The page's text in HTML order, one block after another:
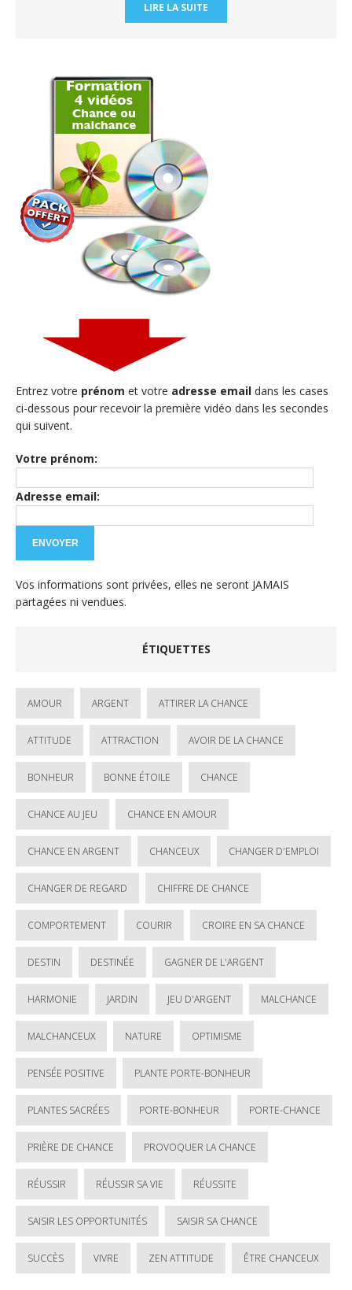
LIRE LA SUITE
Entrez votre prénom et votre adresse email dans les cases
ci-dessous pour recevoir la première vidéo dans les secondes
qui suivent.
Votre prénom:
Adresse email:
Vos informations sont privées, elles ne seront JAMAIS
partagées ni vendues.
ÉTIQUETTES
AMOUR ARGENT ATTIRER LA CHANCE
ATTITUDE ATTRACTION AVOIR DE LA CHANCE
BONHEUR BONNE ÉTOILE CHANCE
CHANCE AU JEU CHANCE EN AMOUR
CHANCE EN ARGENT CHANCEUX CHANGER D'EMPLOI
CHANGER DE REGARD CHIFFRE DE CHANCE
COMPORTEMENT COURIR CROIRE EN SA CHANCE
DESTIN DESTINÉE GAGNER DE L'ARGENT
HARMONIE JARDIN JEU D'ARGENT MALCHANCE
MALCHANCEUX NATURE OPTIMISME
PENSÉE POSITIVE PLANTE PORTE-BONHEUR
PLANTES SACRÉES PORTE-BONHEUR PORTE-CHANCE
PRIÈRE DE CHANCE PROVOQUER LA CHANCE
RÉUSSIR RÉUSSIR SA VIE RÉUSSITE
SAISIR LES OPPORTUNITÉS SAISIR SA CHANCE
SUCCÈS VIVRE ZEN ATTITUDE ÊTRE CHANCEUX